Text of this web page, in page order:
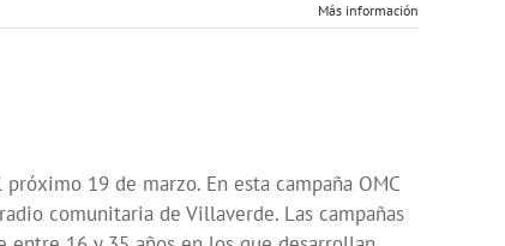
Más información
19 de marzo. En esta campaña OMC
comunitaria de Villaverde. Las campañas